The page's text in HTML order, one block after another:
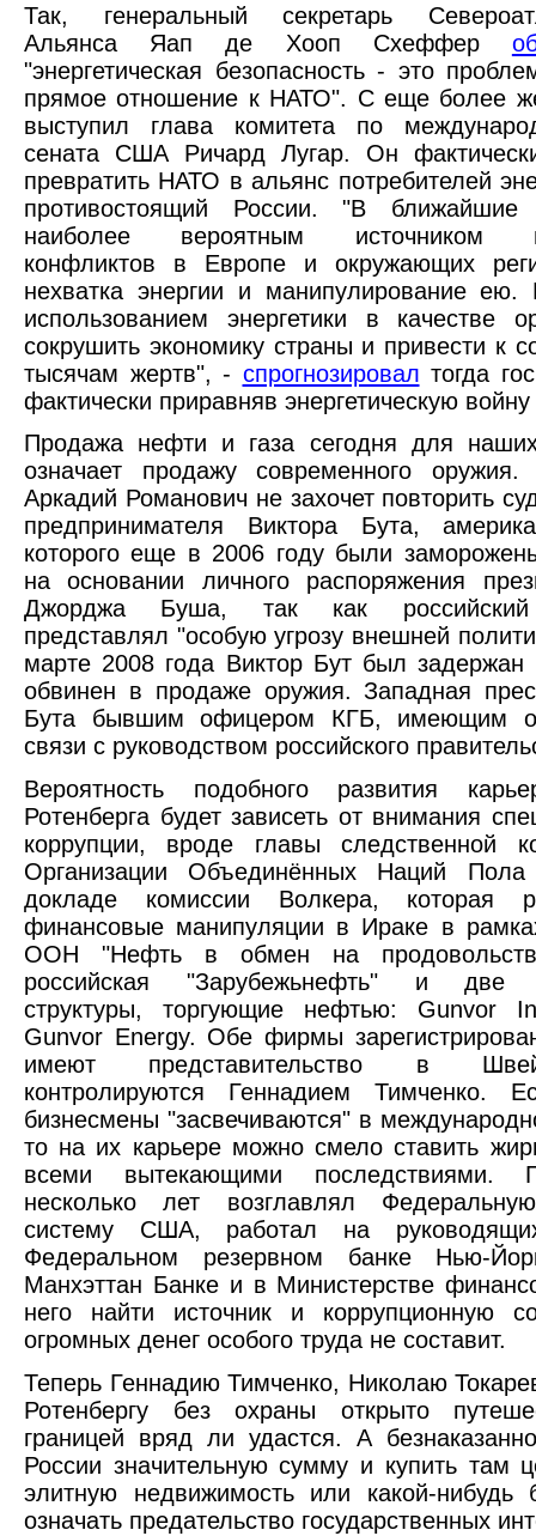
Так, генеральный секретарь
Альянса Яап де Хооп Схеффер
"энергетическая безопасность - это
прямое отношение к НАТО". С еще более
выступил глава комитета по
сената США Ричард Лугар. Он
превратить НАТО в альянс потребителей
противостоящий России. "В ближайшие
наиболее вероятным источником
конфликтов в Европе и окружающих
нехватка энергии и манипулирование ею.
использованием энергетики в качестве
сокрушить экономику страны и привести к
тысячам жертв", - спрогнозировал тогда
фактически приравняв энергетическую
Продажа нефти и газа сегодня для
означает продажу современного
Аркадий Романович не захочет повторить
предпринимателя Виктора Бута,
которого еще в 2006 году были
на основании личного распоряжения
Джорджа Буша, так как российский
представлял "особую угрозу внешней
марте 2008 года Виктор Бут был задержан
обвинен в продаже оружия. Западная
Бута бывшим офицером КГБ, имеющим
связи с руководством российского
Вероятность подобного развития
Ротенберга будет зависеть от внимания
коррупции, вроде главы следственной
Организации Объединённых Наций
докладе комиссии Волкера, которая
финансовые манипуляции в Ираке в
ООН "Нефть в обмен на
российская "Зарубежьнефть" и две
структуры, торгующие нефтью: Gunvor
Gunvor Energy. Обе фирмы
имеют представительство в
контролируются Геннадием Тимченко.
бизнесмены "засвечиваются" в
то на их карьере можно смело ставить
всеми вытекающими последствиями.
несколько лет возглавлял
систему США, работал на
Федеральном резервном банке Нью-
Манхэттан Банке и в Министерстве
него найти источник и коррупционную
огромных денег особого труда не составит.
Теперь Геннадию Тимченко, Николаю
Ротенбергу без охраны открыто
границей вряд ли удастся. А
России значительную сумму и купить там
элитную недвижимость или какой-нибудь
означать предательство государственных